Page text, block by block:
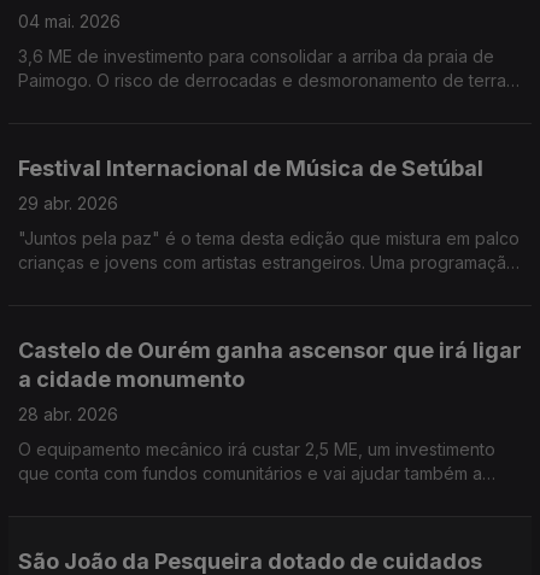
04 mai. 2026
3,6 ME de investimento para consolidar a arriba da praia de
Paimogo. O risco de derrocadas e desmoronamento de terras
Festival Internacional de Música de Setúbal
29 abr. 2026
"Juntos pela paz" é o tema desta edição que mistura em palco
crianças e jovens com artistas estrangeiros. Uma programação
Castelo de Ourém ganha ascensor que irá ligar
a cidade monumento
28 abr. 2026
O equipamento mecânico irá custar 2,5 ME, um investimento
que conta com fundos comunitários e vai ajudar também a
São João da Pesqueira dotado de cuidados